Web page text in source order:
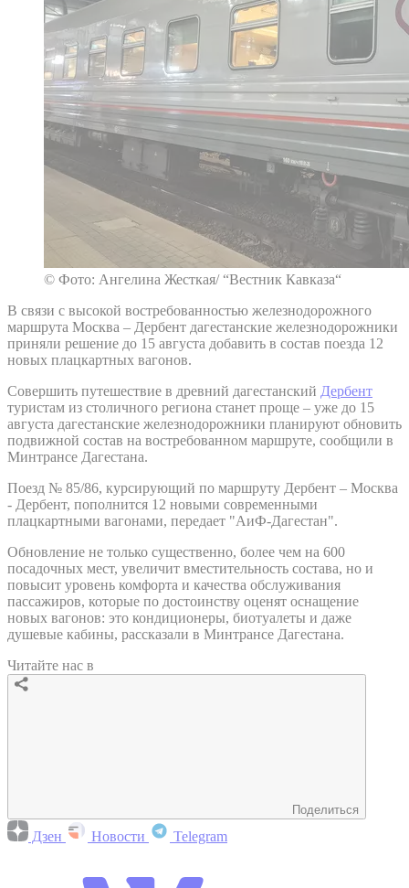
© Фото: Ангелина Жесткая/ “Вестник Кавказа“
В связи с высокой востребованностью железнодорожного
маршрута Москва – Дербент дагестанские железнодорожники
приняли решение до 15 августа добавить в состав поезда 12
новых плацкартных вагонов.
Совершить путешествие в древний дагестанский Дербент
туристам из столичного региона станет проще – уже до 15
августа дагестанские железнодорожники планируют обновить
подвижной состав на востребованном маршруте, сообщили в
Минтрансе Дагестана.
Поезд № 85/86, курсирующий по маршруту Дербент – Москва
- Дербент, пополнится 12 новыми современными
плацкартными вагонами, передает "АиФ-Дагестан".
Обновление не только существенно, более чем на 600
посадочных мест, увеличит вместительность состава, но и
повысит уровень комфорта и качества обслуживания
пассажиров, которые по достоинству оценят оснащение
новых вагонов: это кондиционеры, биотуалеты и даже
душевые кабины, рассказали в Минтрансе Дагестана.
Читайте нас в
Поделиться
Дзен Новости Telegram